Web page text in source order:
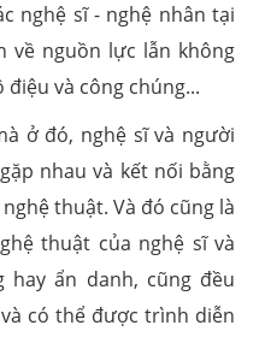
nghệ sĩ - nghệ nhân tại
về nguồn lực lẫn không
và công chúng...
ở đó, nghệ sĩ và người
nhau và kết nối bằng
thuật. Và đó cũng là
thuật của nghệ sĩ và
hay ẩn danh, cũng đều
có thể được trình diễn